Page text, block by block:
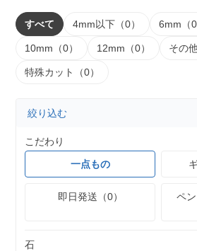
すべて 4mm以下（0） 6mm（0
10mm（0） 12mm（0） その
特殊カット（0）
絞り込む
こだわり
一点もの
即日発送（0）
ペ
石